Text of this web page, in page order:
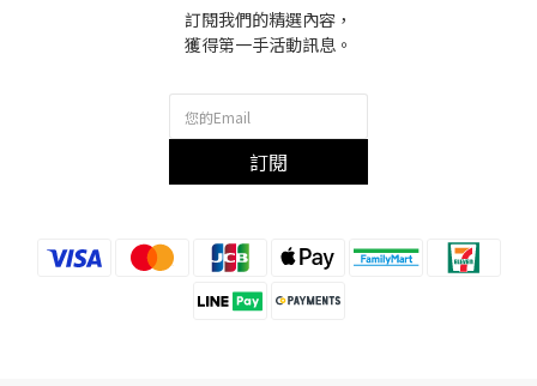
訂閱我們的精選內容，
獲得第一手活動訊息。
訂閱